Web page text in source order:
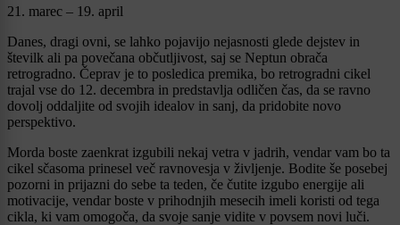
21. marec – 19. april
Danes, dragi ovni, se lahko pojavijo nejasnosti glede dejstev in
številk ali pa povečana občutljivost, saj se Neptun obrača
retrogradno. Čeprav je to posledica premika, bo retrogradni cikel
trajal vse do 12. decembra in predstavlja odličen čas, da se ravno
dovolj oddaljite od svojih idealov in sanj, da pridobite novo
perspektivo.
Morda boste zaenkrat izgubili nekaj vetra v jadrih, vendar vam bo ta
cikel sčasoma prinesel več ravnovesja v življenje. Bodite še posebej
pozorni in prijazni do sebe ta teden, če čutite izgubo energije ali
motivacije, vendar boste v prihodnjih mesecih imeli koristi od tega
cikla, ki vam omogoča, da svoje sanje vidite v povsem novi luči.